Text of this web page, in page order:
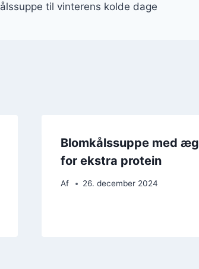
til vinterens kolde dage
Blomkålssuppe med æg
for ekstra protein
Af 26. december 2024